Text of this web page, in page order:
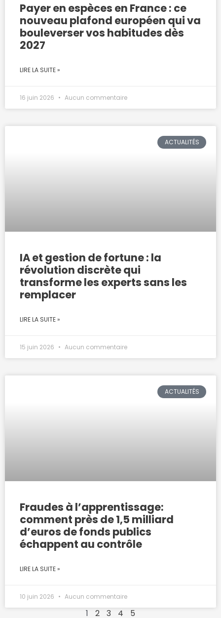
Payer en espèces en France : ce
nouveau plafond européen qui va
bouleverser vos habitudes dès
2027
LIRE LA SUITE »
16 juin 2026 Aucun commentaire
ACTUALITÉS
IA et gestion de fortune : la
révolution discrète qui
transforme les experts sans les
remplacer
LIRE LA SUITE »
15 juin 2026 Aucun commentaire
ACTUALITÉS
Fraudes à l’apprentissage:
comment près de 1,5 milliard
d’euros de fonds publics
échappent au contrôle
LIRE LA SUITE »
10 juin 2026 Aucun commentaire
1 2 3 4 5